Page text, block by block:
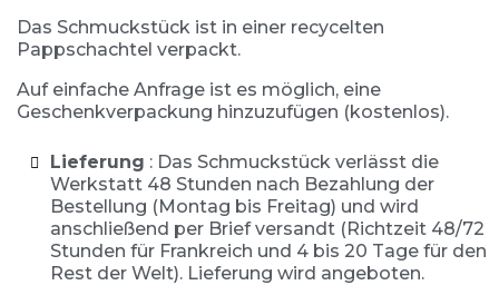
Das Schmuckstück ist in einer recycelten
Pappschachtel verpackt.
Auf einfache Anfrage ist es möglich, eine
Geschenkverpackung hinzuzufügen (kostenlos).
Lieferung : Das Schmuckstück verlässt die
Werkstatt 48 Stunden nach Bezahlung der
Bestellung (Montag bis Freitag) und wird
anschließend per Brief versandt (Richtzeit 48/72
Stunden für Frankreich und 4 bis 20 Tage für den
Rest der Welt). Lieferung wird angeboten.